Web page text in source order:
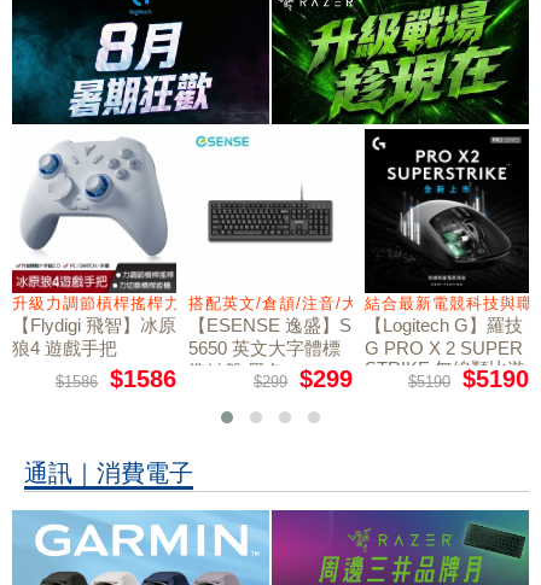
墊
升級力調節槓桿搖桿力切換扳機
【Flydigi 飛智】冰原
狼4 遊戲手把
$1586 $1586
搭配英文/倉頡/注音/大易
【ESENSE 逸盛】S
5650 英文大字體標
準鍵盤 黑色
$299 $299
結合最新電競科技與
【Logitech G】羅技
G PRO X 2 SUPER
STRIKE 無線類比遊
戲滑鼠$5190 $5190
通訊｜消費電子